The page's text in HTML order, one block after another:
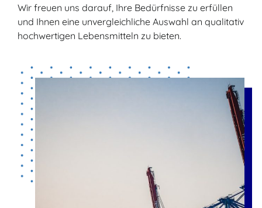
Wir freuen uns darauf, Ihre Bedürfnisse zu erfüllen
und Ihnen eine unvergleichliche Auswahl an qualitativ
hochwertigen Lebensmitteln zu bieten.